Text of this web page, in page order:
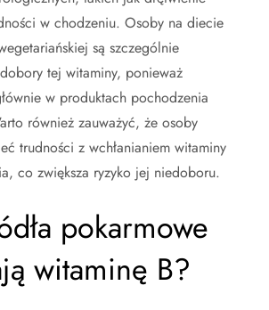
w chodzeniu. Osoby na diecie
są szczególnie
tej witaminy, ponieważ
w produktach pochodzenia
również zauważyć, że osoby
trudności z wchłanianiem witaminy
co zwiększa ryzyko jej niedoboru.
pokarmowe
witaminę B?